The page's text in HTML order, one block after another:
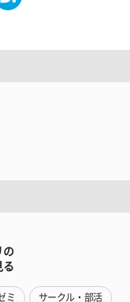
の
る
ミ サークル・部活